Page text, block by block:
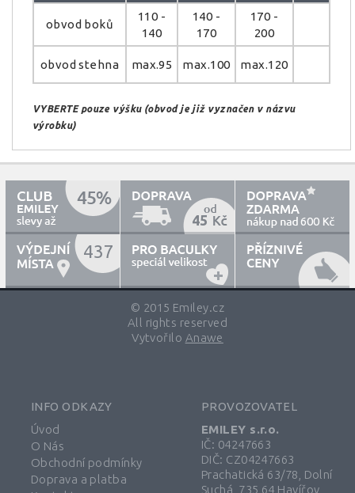
obvod boků
110 -
140
140 -
170
170 -
200
obvod stehna max.95 max.100 max.120
VYBERTE pouze výšku (obvod je již vyznačen v názvu
výrobku)
45 600
437
© 2015 Emiley.cz
All rights reserved
Vytvořilo Anawe
INFO ODKAZY
Úvod
O Nás
Obchodní podmínky
Doprava a platba
PROVOZOVATEL
EMILEY s.r.o.
IČ: 04247663
DIČ: CZ04247663
Prachatická 63/78, Dolní
Suchá, 735 64 Havířov